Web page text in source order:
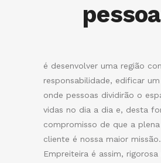
é desenvolver uma região
responsabilidade, edificar
onde pessoas dividirão o
vidas no dia a dia e, desta
compromisso de que a
cliente é nossa maior
Empreiteira é assim,